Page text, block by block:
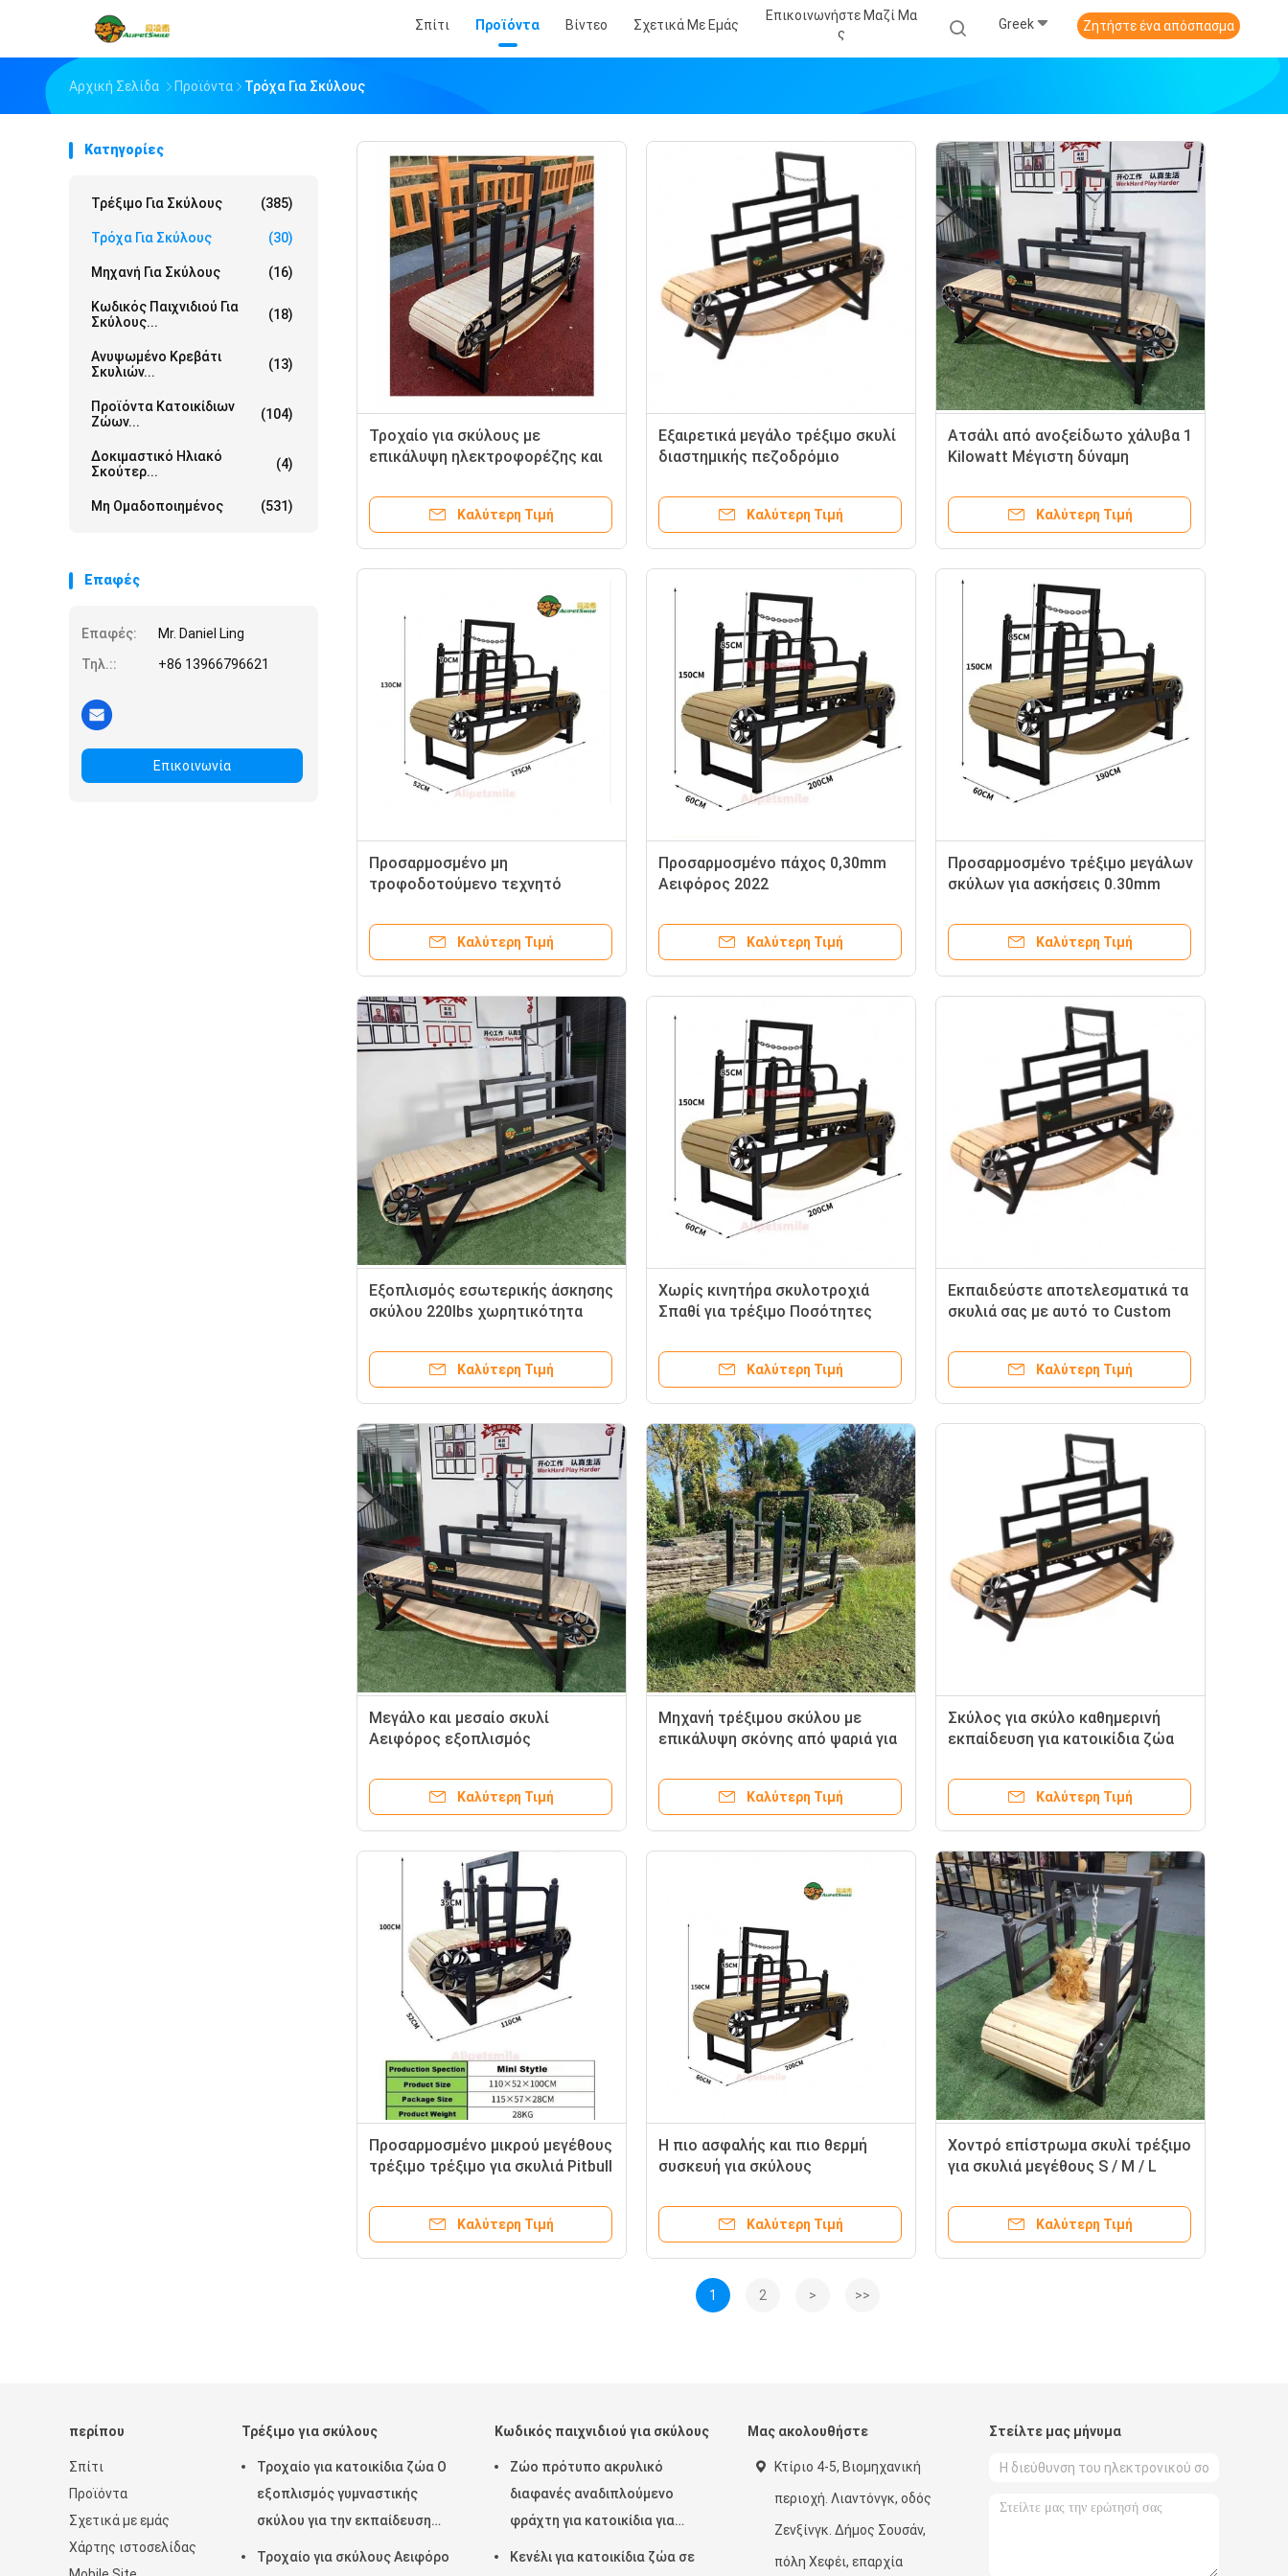
Σπίτι Προϊόντα Βίντεο Σχετικά Με Εμάς
Επικοινωνήστε Μαζί Μα
Σ
Greek Ζητήστε ένα απόσπασμα
Αρχική Σελίδα Προϊόντα Τρόχα Για Σκύλους
Κατηγορίες
Τρέξιμο Για Σκύλους (385)
Τρόχα Για Σκύλους (30)
Μηχανή Για Σκύλους (16)
Κωδικός Παιχνιδιού Για
Σκύλους...
(18)
Ανυψωμένο Κρεβάτι
Σκυλιών...
(13)
Προϊόντα Κατοικίδιων
Ζώων...
(104)
Δοκιμαστικό Ηλιακό
Σκούτερ...
(4)
Μη Ομαδοποιημένος (531)
Επαφές
Επαφές:
Mr. Daniel Ling
Τηλ.::
+86 13966796621
Επικοινωνία
Τροχαίο για σκύλους με
επικάλυψη ηλεκτροφορέζης και
που τρέχουν
Καλύτερη Τιμή
Εξαιρετικά μεγάλο τρέξιμο σκυλί
διαστημικής πεζοδρόμιο
λογότυπο για ανίσχυρα
κατοικίδια ζώαΚαλύτερη Τιμή
Ατσάλι από ανοξείδωτο χάλυβα 1
Kilowatt Μέγιστη δύναμη
τρέχοντας μηχανή
Καλύτερη Τιμή
Προσαρμοσμένο μη
τροφοδοτούμενο τεχνητό
δρομέας Μηχανή πάχος 0,30mm
Καλύτερη Τιμή
Προσαρμοσμένο πάχος 0,30mm
Αειφόρος 2022
την άσκηση του σκύλου
Καλύτερη Τιμή
Προσαρμοσμένο τρέξιμο μεγάλων
σκύλων για ασκήσεις 0.30mm
Καλύτερη Τιμή
Εξοπλισμός εσωτερικής άσκησης
σκύλου 220lbs χωρητικότητα
για ερπετά
Καλύτερη Τιμή
Χωρίς κινητήρα σκυλοτροχιά
Σπαθί για τρέξιμο Ποσότητες
τόνους
Καλύτερη Τιμή
Εκπαιδεύστε αποτελεσματικά τα
σκυλιά σας με αυτό το Custom
Καλύτερη Τιμή
Μεγάλο και μεσαίο σκυλί
Αειφόρος εξοπλισμός
Μηχανή τρέξιμου 220lbs
Καλύτερη Τιμή
Μηχανή τρέξιμου σκύλου με
επικάλυψη σκόνης από ψαριά για
ασκήσεων
Καλύτερη Τιμή
Σκύλος για σκύλο καθημερινή
εκπαίδευση για κατοικίδια ζώα
μηχανή τρέξιμου
Καλύτερη Τιμή
Προσαρμοσμένο μικρού μεγέθους
τρέξιμο τρέξιμο για σκυλιά Pitbull
Καλύτερη Τιμή
Η πιο ασφαλής και πιο θερμή
συσκευή για σκύλους
Καλύτερη Τιμή
Χοντρό επίστρωμα σκυλί τρέξιμο
για σκυλιά μεγέθους S / M / L
τρέξιμο μηχανή
Καλύτερη Τιμή
1 2 > >>
περίπου
Σπίτι
Προϊόντα
Σχετικά με εμάς
Χάρτης ιστοσελίδας
Τρέξιμο για σκύλους
Τροχαίο για κατοικίδια ζώα Ο
εξοπλισμός γυμναστικής
σκύλου για την εκπαίδευση
κατοικίδιων ζώων
Τροχαίο για σκύλους Αειφόρο
Κωδικός παιχνιδιού για σκύλους
Ζώο πρότυπο ακρυλικό
διαφανές αναδιπλούμενο
φράχτη για κατοικίδια για
εύκολο εσωτερικό και φορητό
Κενέλι για κατοικίδια ζώα σε
Μας ακολουθήστε
Κτίριο 4-5, Βιομηχανική
περιοχή. Λιαντόνγκ, οδός
Ζενξίνγκ. Δήμος Σουσάν,
πόλη Χεφέι, επαρχία
Στείλτε μας μήνυμα